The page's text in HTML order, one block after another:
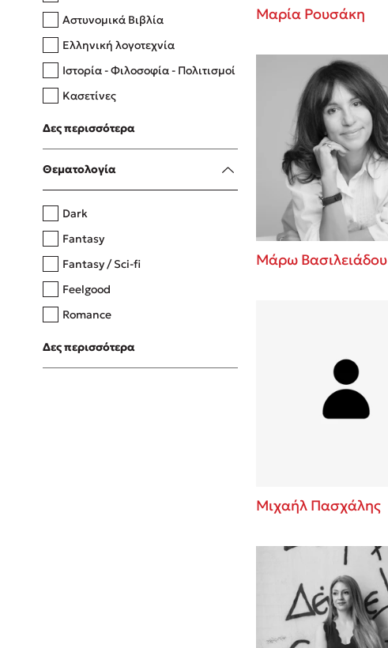
Δανάη Δεληγεώργη
Πάνω, κάτω, μπροστά, πίσω
Η μέθοδος Αφήστε τους
Αστυνομικά Βιβλία
Ελληνική λογοτεχνία
Ιστορία - Φιλοσοφία - Πολιτισμοί
Κασετίνες
Λευκώματα - Έγχρωμοι οδηγοί
Μαγειρική
Δες περισσότερα
Θεματολογία
Dark
Fantasy
Fantasy / Sci-fi
Feelgood
Romance
Upmarket
Young Adult
Δες περισσότερα
Μαρία Ρουσάκη
Μάρω Βασιλειάδου
Μιχαήλ Πασχάλης